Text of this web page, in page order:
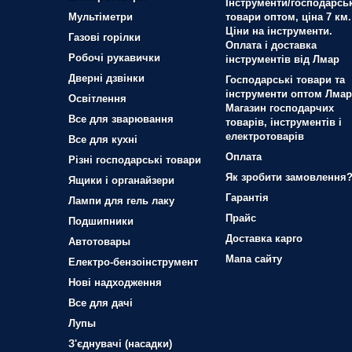
Мультіметри
Газові горілки
Робочі рукавички
Дверні дзвінки
Освітлення
Все для зварювання
Все для кухні
Різні господарські товари
Ящики і органайзери
Лампи для гель лаку
Подшипники
Автотовары
Електро-бензоінструмент
Нові надходження
Все для дачі
Лупы
З'єднувачі (насадки)
Інструменти/
товари оптом, ціна 7 км.
Ціни на інструменти.
Оплата і доставка
інструментів від Лмар
Господарські товари та
інструменти оптом
Магазин господарчих
товарів, інструментів і
електротоварів
Оплата
Як зробити замовлення?
Гарантія
Прайс
Доставка карго
Мапа сайту